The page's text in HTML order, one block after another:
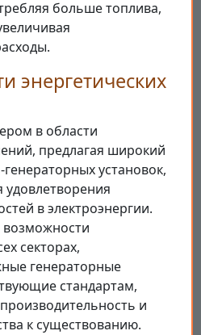
больше топлива,
энергетических
в области
предлагая широкий
установок,
в электроэнергии.
секторах,
генераторные
стандартам,
и
к существованию.